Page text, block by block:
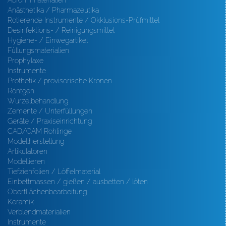
Anästhetika / Pharmazeutika
Rotierende Instrumente / Okklusions-Prüfmittel
Desinfektions- / Reinigungsmittel
Hygiene- / Einwegartikel
Füllungsmaterialien
Prophylaxe
Instrumente
Prothetik / provisorische Kronen
Röntgen
Wurzelbehandlung
Zemente / Unterfüllungen
Geräte / Praxiseinrichtung
CAD/CAM Rohlinge
Modellherstellung
Artikulatoren
Modellieren
Tiefziehfolien / Löffelmaterial
Einbettmassen / gießen / ausbetten / löten
Oberfl ächenbearbeitung
Keramik
Verblendmaterialien
Instrumente